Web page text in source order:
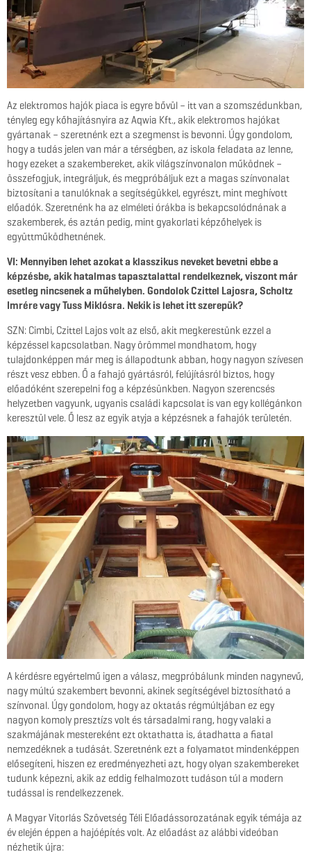
Az elektromos hajók piaca is egyre bővül – itt van a szomszédunkban,
tényleg egy kőhajításnyira az Aqwia Kft., akik elektromos hajókat
gyártanak – szeretnénk ezt a szegmenst is bevonni. Úgy gondolom,
hogy a tudás jelen van már a térségben, az iskola feladata az lenne,
hogy ezeket a szakembereket, akik világszínvonalon működnek –
összefogjuk, integráljuk, és megpróbáljuk ezt a magas színvonalat
biztosítani a tanulóknak a segítségükkel, egyrészt, mint meghívott
előadók. Szeretnénk ha az elméleti órákba is bekapcsolódnának a
szakemberek, és aztán pedig, mint gyakorlati képzőhelyek is
együttműködhetnének.
VI: Mennyiben lehet azokat a klasszikus neveket bevetni ebbe a
képzésbe, akik hatalmas tapasztalattal rendelkeznek, viszont már
esetleg nincsenek a műhelyben. Gondolok Czittel Lajosra, Scholtz
Imrére vagy Tuss Miklósra. Nekik is lehet itt szerepük?
SZN: Cimbi, Czittel Lajos volt az első, akit megkerestünk ezzel a
képzéssel kapcsolatban. Nagy örömmel mondhatom, hogy
tulajdonképpen már meg is állapodtunk abban, hogy nagyon szívesen
részt vesz ebben. Ő a fahajó gyártásról, felújításról biztos, hogy
előadóként szerepelni fog a képzésünkben. Nagyon szerencsés
helyzetben vagyunk, ugyanis családi kapcsolat is van egy kollégánkon
keresztül vele. Ő lesz az egyik atyja a képzésnek a fahajók területén.
A kérdésre egyértelmű igen a válasz, megpróbálunk minden nagynevű,
nagy múltú szakembert bevonni, akinek segítségével biztosítható a
színvonal. Úgy gondolom, hogy az oktatás régmúltjában ez egy
nagyon komoly presztízs volt és társadalmi rang, hogy valaki a
szakmájának mestereként ezt oktathatta is, átadhatta a fiatal
nemzedéknek a tudását. Szeretnénk ezt a folyamatot mindenképpen
elősegíteni, hiszen ez eredményezheti azt, hogy olyan szakembereket
tudunk képezni, akik az eddig felhalmozott tudáson túl a modern
tudással is rendelkezzenek.
A Magyar Vitorlás Szövetség Téli Előadássorozatának egyik témája az
év elején éppen a hajóépítés volt. Az előadást az alábbi videóban
nézhetik újra: